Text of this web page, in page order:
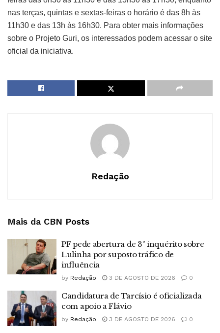
nas terças, quintas e sextas-feiras o horário é das 8h às
11h30 e das 13h às 16h30. Para obter mais informações
sobre o Projeto Guri, os interessados podem acessar o site
oficial da iniciativa.
Redação
Mais da CBN Posts
PF pede abertura de 3º inquérito sobre
Lulinha por suposto tráfico de
influência
by Redação 3 DE AGOSTO DE 2026 0
Candidatura de Tarcísio é oficializada
com apoio a Flávio
by Redação 3 DE AGOSTO DE 2026 0